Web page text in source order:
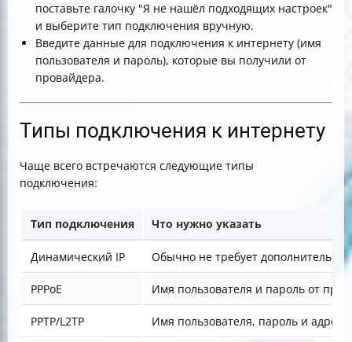
поставьте галочку "Я не нашёл подходящих настроек"
и выберите тип подключения вручную.
Введите данные для подключения к интернету (имя
пользователя и пароль), которые вы получили от
провайдера.
Типы подключения к интернету
Чаще всего встречаются следующие типы
подключения:
Тип подключения Что нужно указать
Динамический IP Обычно не требует
PPPoE Имя пользователя и пароль от
PPTP/L2TP Имя пользователя, пароль и адрес